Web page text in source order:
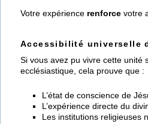
Votre expérience renforce votre
Accessibilité universelle
Si vous avez pu vivre cette unité
ecclésiastique, cela prouve que :
L’état de conscience de
L’expérience directe du
Les institutions religieuses